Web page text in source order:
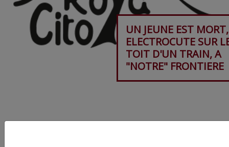
UN JEUNE EST MORT,
ELECTROCUTE SUR
TOIT D'UN TRAIN, A
"NOTRE" FRONTIERE